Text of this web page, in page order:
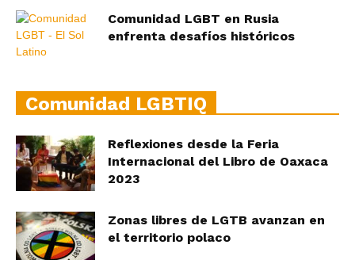
Comunidad LGBT en Rusia
enfrenta desafíos históricos
Comunidad LGBTIQ
Reflexiones desde la Feria
Internacional del Libro de Oaxaca
2023
Zonas libres de LGTB avanzan en
el territorio polaco